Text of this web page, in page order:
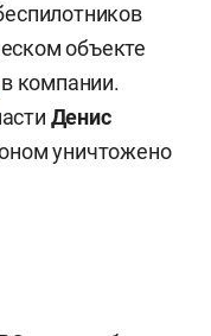
объекте
в компании.
Денис
уничтожено